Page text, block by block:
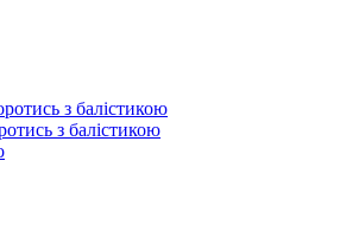
з балістикою